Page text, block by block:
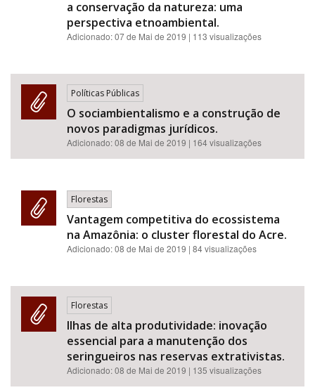
a conservação da natureza: uma
perspectiva etnoambiental.
Adicionado:07 de Mai de 2019 | 113 visualizações
Políticas Públicas
O sociambientalismo e a construção de
novos paradigmas jurídicos.
Adicionado:08 de Mai de 2019 | 164 visualizações
Florestas
Vantagem competitiva do ecossistema
na Amazônia: o cluster florestal do Acre.
Adicionado:08 de Mai de 2019 | 84 visualizações
Florestas
Ilhas de alta produtividade: inovação
essencial para a manutenção dos
seringueiros nas reservas extrativistas.
Adicionado:08 de Mai de 2019 | 135 visualizações